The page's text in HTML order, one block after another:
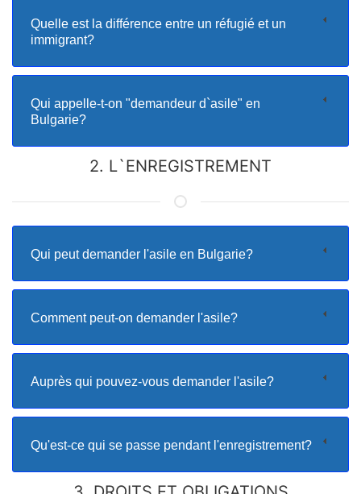
Quelle est la différence entre un réfugié et un
immigrant?
Qui appelle-t-on "demandeur d`asile" en
Bulgarie?
2. L`ENREGISTREMENT
Qui peut demander l'asile en Bulgarie?
Comment peut-on demander l'asile?
Auprès qui pouvez-vous demander l'asile?
Qu'est-ce qui se passe pendant l'enregistrement?